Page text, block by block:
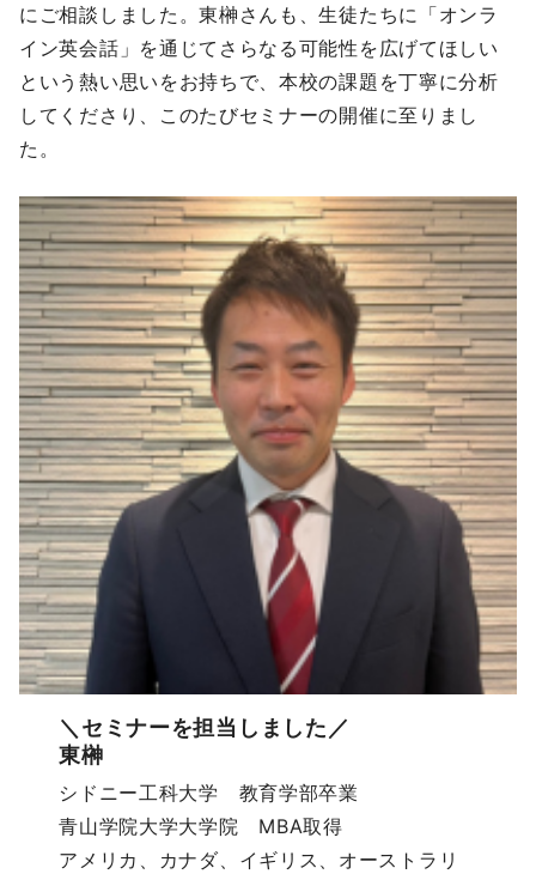
にご相談しました。東榊さんも、生徒たちに「オンラ
イン英会話」を通じてさらなる可能性を広げてほしい
という熱い思いをお持ちで、本校の課題を丁寧に分析
してくださり、このたびセミナーの開催に至りまし
た。
＼セミナーを担当しました／
東榊
シドニー工科大学 教育学部卒業
青山学院大学大学院 MBA取得
アメリカ、カナダ、イギリス、オーストラリ